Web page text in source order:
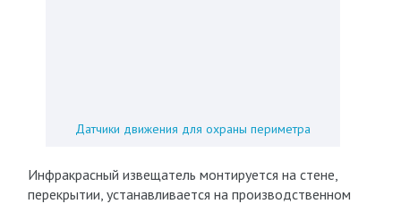
Датчики движения для охраны периметра
Инфракрасный извещатель монтируется на стене,
перекрытии, устанавливается на производственном